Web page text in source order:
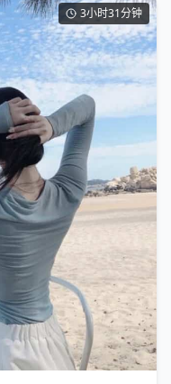
3小时31分钟